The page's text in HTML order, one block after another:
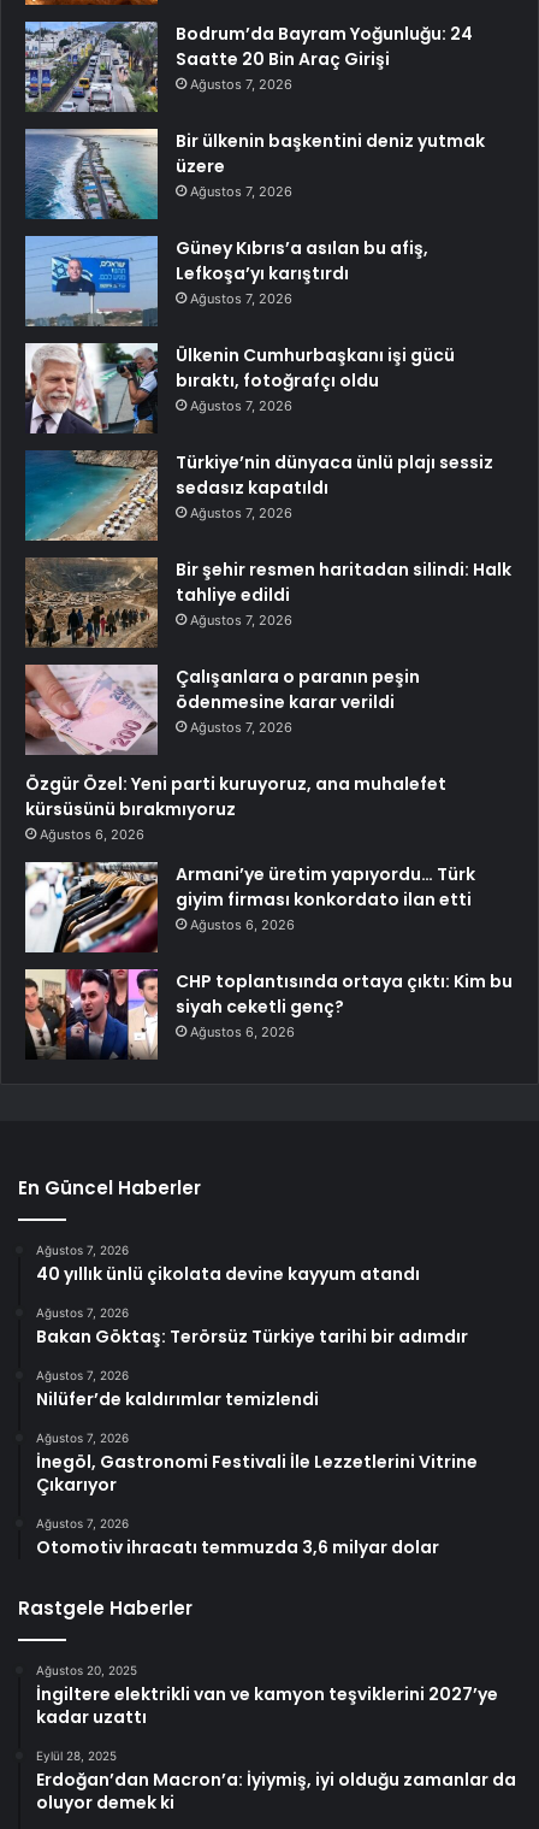
Bodrum’da Bayram Yoğunluğu: 24
Saatte 20 Bin Araç Girişi
Ağustos 7, 2026
Bir ülkenin başkentini deniz yutmak
üzere
Ağustos 7, 2026
Güney Kıbrıs’a asılan bu afiş,
Lefkoşa’yı karıştırdı
Ağustos 7, 2026
Ülkenin Cumhurbaşkanı işi gücü
bıraktı, fotoğrafçı oldu
Ağustos 7, 2026
Türkiye’nin dünyaca ünlü plajı sessiz
sedasız kapatıldı
Ağustos 7, 2026
Bir şehir resmen haritadan silindi: Halk
tahliye edildi
Ağustos 7, 2026
Çalışanlara o paranın peşin
ödenmesine karar verildi
Ağustos 7, 2026
Özgür Özel: Yeni parti kuruyoruz, ana muhalefet
kürsüsünü bırakmıyoruz
Ağustos 6, 2026
Armani’ye üretim yapıyordu… Türk
giyim firması konkordato ilan etti
Ağustos 6, 2026
CHP toplantısında ortaya çıktı: Kim bu
siyah ceketli genç?
Ağustos 6, 2026
En Güncel Haberler
Ağustos 7, 2026
40 yıllık ünlü çikolata devine kayyum atandı
Ağustos 7, 2026
Bakan Göktaş: Terörsüz Türkiye tarihi bir adımdır
Ağustos 7, 2026
Nilüfer’de kaldırımlar temizlendi
Ağustos 7, 2026
İnegöl, Gastronomi Festivali İle Lezzetlerini Vitrine
Çıkarıyor
Ağustos 7, 2026
Otomotiv ihracatı temmuzda 3,6 milyar dolar
Rastgele Haberler
Ağustos 20, 2025
İngiltere elektrikli van ve kamyon teşviklerini 2027’ye
kadar uzattı
Eylül 28, 2025
Erdoğan’dan Macron’a: İyiymiş, iyi olduğu zamanlar da
oluyor demek ki